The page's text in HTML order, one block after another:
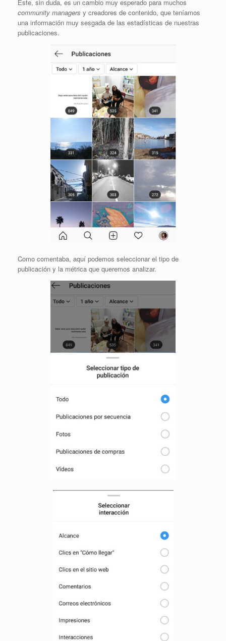
Este, sin duda, es un cambio muy esperado para muchos
community managers y creadores de contenido, que teníamos
una información muy sesgada de las estadísticas de nuestras
publicaciones.
Como comentaba, aquí podemos seleccionar el tipo de
publicación y la métrica que queremos analizar.